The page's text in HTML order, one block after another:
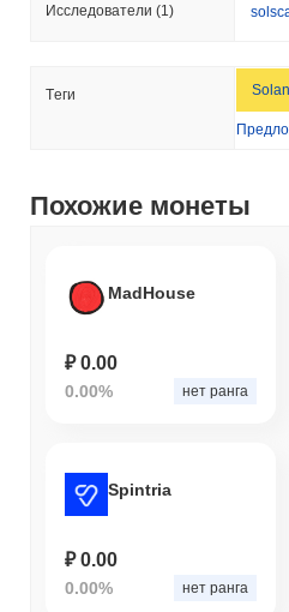
Исследователи (1)
Tеги
Похожие монеты
MadHouse
₽ 0.00
0.00% нет ранга
Spintria
₽ 0.00
0.00% нет ранга